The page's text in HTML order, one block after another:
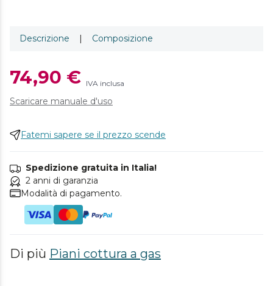
Descrizione | Composizione
74,90 € IVA inclusa
Scaricare manuale d'uso
Fatemi sapere se il prezzo scende
Spedizione gratuita in Italia!
2 anni di garanzia
Modalità di pagamento.
Di più Piani cottura a gas